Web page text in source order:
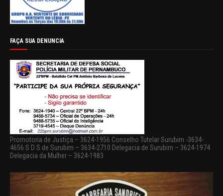
FAÇA SUA DENUNCIA
Promotoria de Justiça – 3624-1956 Conselho Tutelar Surubim -3634-
4656 S D S de Surubim – 3634-2710 Delegacia de Surubim – 3624-1974
Delegacia da Mulher – 3624-1983